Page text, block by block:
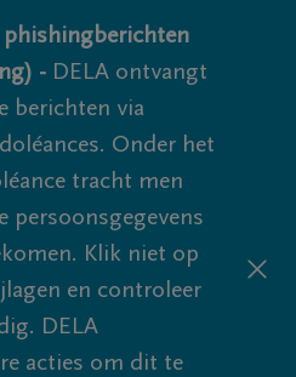
phishingberichten
- DELA ontvangt
berichten via
Onder het
tracht men
persoonsgegevens
Klik niet op
en controleer
DELA
acties om dit te